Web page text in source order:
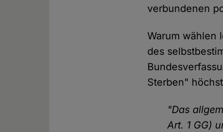
verbundenen
Warum wählen
des
Sterben"
"Das
Art. 1 GG)